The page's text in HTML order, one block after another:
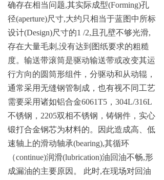
确存在相当问题,其实际成型(Forming)孔
径(aperture)尺寸,大约只相当于蓝图中所标
设计(Design)尺寸的1 /2, 且孔壁不够光滑,
存在大量毛刺 ,没有达到图纸要求的粗糙
度。输送带滚筒是驱动输送带或改变其运
行方向的圆筒形组件，分驱动和从动辊，
通常采用无缝钢管制成，也有视不同工艺
需要采用诸如铝合金6061T5 ， 304L/316L
不锈钢 ， 2205双相不锈钢，铸钢件，实心
锻打合金钢芯为材料的。因此造成高、低
速轴上的滑动轴承(bearing),其循环
（continue)润滑(lubrication)油回油不畅,形
成漏油的主要原因 。 此时,在现场对回油